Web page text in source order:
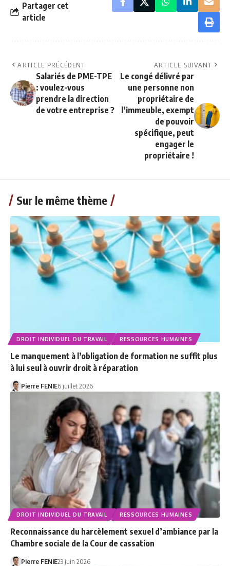
Partager cet
article
ARTICLE PRÉCÉDENT
Salariés de PME-TPE
: voulez-vous
prendre la direction
de votre entreprise ?
ARTICLE SUIVANT
Le congé délivré par
une personne non
propriétaire de
l’immeuble, exempt
de pouvoir
spécifique, peut
engager le
propriétaire !
Sur le même thème
DROIT INDIVIDUEL DU TRAVAIL RESSOURCES HUMAINES
Le manquement à l’obligation de formation ne suffit plus
à lui seul à ouvrir droit à réparation
Pierre FENIE6 juillet 2026
DROIT INDIVIDUEL DU TRAVAIL RESSOURCES HUMAINES
Reconnaissance du harcèlement sexuel d’ambiance par la
Chambre sociale de la Cour de cassation
Pierre FENIE23 juin 2026